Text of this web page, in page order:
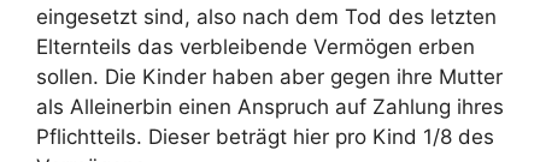
eingesetzt sind, also nach dem Tod des letzten
Elternteils das verbleibende Vermögen erben
sollen. Die Kinder haben aber gegen ihre Mutter
als Alleinerbin einen Anspruch auf Zahlung ihres
Pflichtteils. Dieser beträgt hier pro Kind 1/8 des